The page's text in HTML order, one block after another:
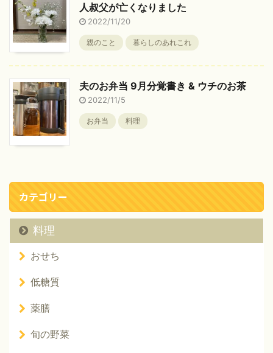
人叔父が亡くなりました
2022/11/20
親のこと 暮らしのあれこれ
夫のお弁当 9月分覚書き & ウチのお茶
2022/11/5
お弁当 料理
カテゴリー
料理
おせち
低糖質
薬膳
旬の野菜